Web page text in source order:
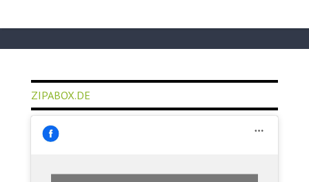
ZIPABOX.DE